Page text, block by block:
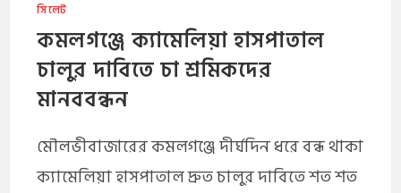
সিলেট
কমলগঞ্জে ক্যামেলিয়া হাসপাতাল
চালুর দাবিতে চা শ্রমিকদের
মানববন্ধন
মৌলভীবাজারের কমলগঞ্জে দীর্ঘদিন ধরে বন্ধ থাকা
ক্যামেলিয়া হাসপাতাল দ্রুত চালুর দাবিতে শত শত